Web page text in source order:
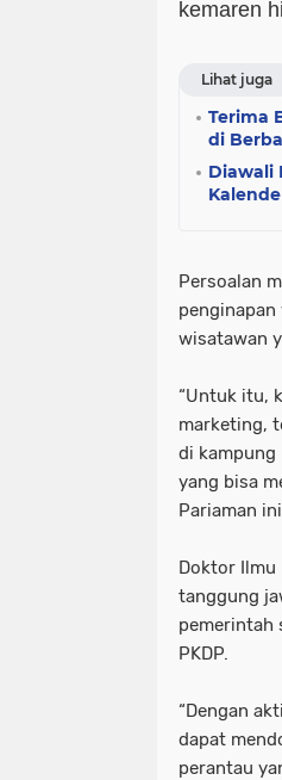
kemaren
Lihat juga
Terima
di
Diawali
Persoalan
wisatawan
“Untuk itu,
marketing,
di kampung
yang bisa
Pariaman
Doktor Ilmu
tanggung
pemerintah
PKDP.
“Dengan
dapat
perantau